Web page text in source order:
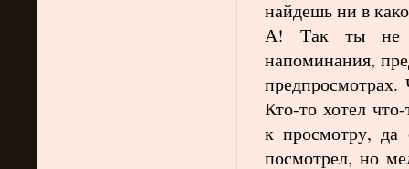
найдешь ни в
А! Так ты не
напоминания,
Кто-то хотел
к просмотру,
посмотрел, но